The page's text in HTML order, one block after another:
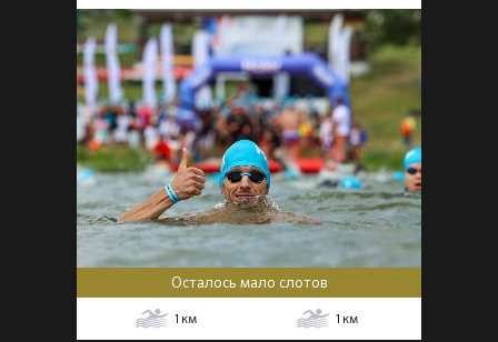
Осталось мало слотов
1 км 1 км